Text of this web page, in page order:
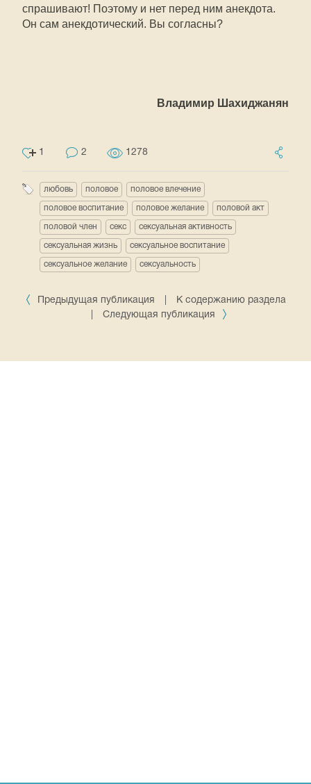
спрашивают! Поэтому и нет перед ним анекдота.
Он сам анекдотический. Вы согласны?
Владимир Шахиджанян
1 2 1278
любовь половое половое влечение
половое воспитание половое желание половой акт
половой член секс сексуальная активность
сексуальная жизнь сексуальное воспитание
сексуальное желание сексуальность
Предыдущая публикация
К содержанию раздела
Следующая публикация